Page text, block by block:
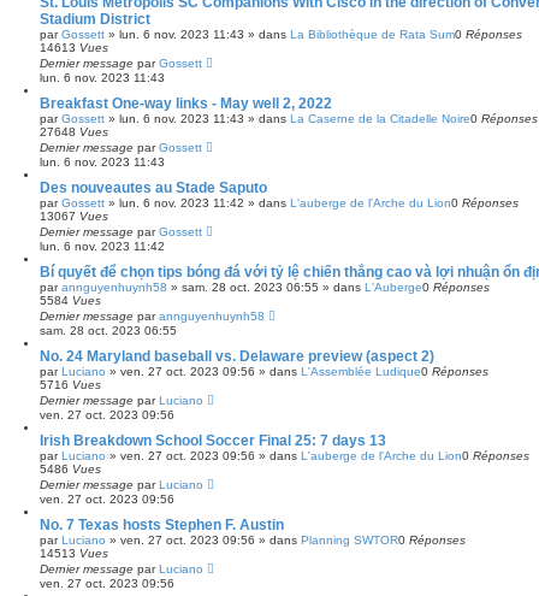
Stadium District
parGossett » lun. 6 nov. 2023 11:43 » dans La Bibliothèque de Rata Sum0 Réponses
14613 Vues
Dernier message parGossett
lun. 6 nov. 2023 11:43
Breakfast One-way links - May well 2, 2022
parGossett » lun. 6 nov. 2023 11:43 » dans La Caserne de la Citadelle Noire0 Réponses
27648 Vues
Dernier message parGossett
lun. 6 nov. 2023 11:43
Des nouveautes au Stade Saputo
parGossett » lun. 6 nov. 2023 11:42 » dans L'auberge de l'Arche du Lion0 Réponses
13067 Vues
Dernier message parGossett
lun. 6 nov. 2023 11:42
Bí quyết để chọn tips bóng đá với tỷ lệ chiến thắng cao và lợi nhuận ổn
parannguyenhuynh58 » sam. 28 oct. 2023 06:55 » dans L'Auberge0 Réponses
5584 Vues
Dernier message parannguyenhuynh58
sam. 28 oct. 2023 06:55
No. 24 Maryland baseball vs. Delaware preview (aspect 2)
parLuciano » ven. 27 oct. 2023 09:56 » dans L'Assemblée Ludique0 Réponses
5716 Vues
Dernier message parLuciano
ven. 27 oct. 2023 09:56
Irish Breakdown School Soccer Final 25: 7 days 13
parLuciano » ven. 27 oct. 2023 09:56 » dans L'auberge de l'Arche du Lion0 Réponses
5486 Vues
Dernier message parLuciano
ven. 27 oct. 2023 09:56
No. 7 Texas hosts Stephen F. Austin
parLuciano » ven. 27 oct. 2023 09:56 » dans Planning SWTOR0 Réponses
14513 Vues
Dernier message parLuciano
ven. 27 oct. 2023 09:56